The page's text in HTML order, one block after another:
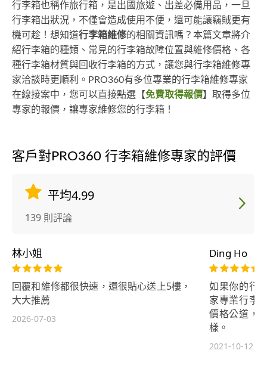
還在為鞋
嗎？我們
鞋、球鞋
溫和護理
包包、安
我們幫你恢
的包包、
包、安全座
清洗 ⚡
時又方便
行李箱也稱作旅行箱，是出國旅遊、出差必備用品，一旦
行李箱出狀況，不僅會造成使用不便，還可能讓竊賊更有
機可趁！想知道行李箱維修的相關資訊嗎？本篇文章將介
紹行李箱的種類、常見的行李箱故障位置與維修價格、各
種行李箱材質與回收行李箱的方式，讓您與行李箱維修專
家洽談時更順利。PRO360有多位專業的行李箱維修專家
在線接案中，您可以直接點選【免費取得報價】取得多位
專家的報價，讓專家維修您的行李箱！
客戶對PRO360 行李箱維修專家的評價
平均4.99
139 則評論
林小姐
回覆和維修都很快速，還很貼心送上5樓，
大大推薦
2026-07-03
Ding Ho
如果你的行
家專業行李
價格公道，
樣。
2021-10-12